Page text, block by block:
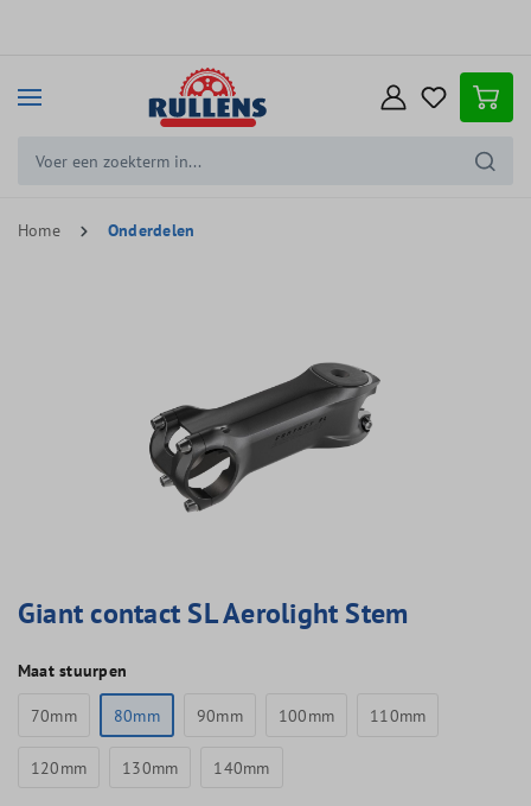
Home Onderdelen
Giant contact SL Aerolight Stem
Maat stuurpen
70mm
80mm 90mm 100mm 110mm
120mm 130mm 140mm